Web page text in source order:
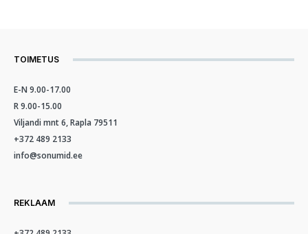
TOIMETUS
E-N 9.00-17.00
R 9.00-15.00
Viljandi mnt 6, Rapla 79511
+372 489 2133
info@sonumid.ee
REKLAAM